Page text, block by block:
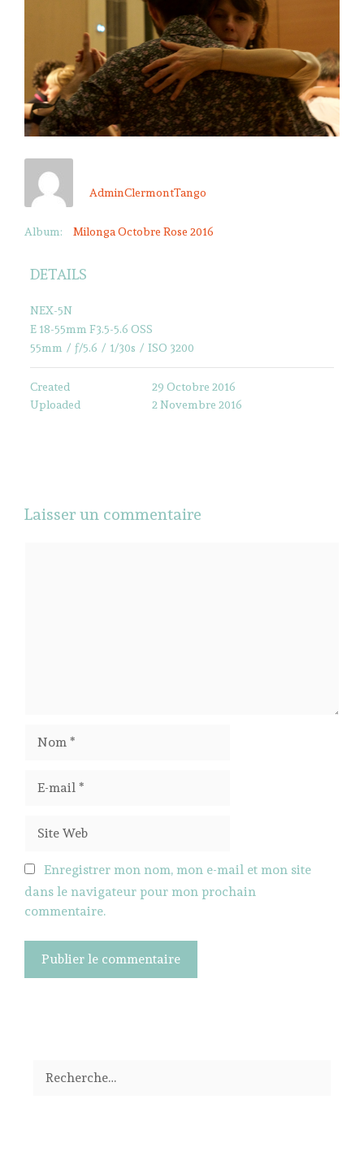
AdminClermontTango
Album: Milonga Octobre Rose 2016
DETAILS
NEX-5N
E 18-55mm F3.5-5.6 OSS
55mm / ƒ/5.6 / 1/30s / ISO 3200
Created
29 Octobre 2016
Uploaded
2 Novembre 2016
Laisser un commentaire
mail
Web
Enregistrer mon nom, mon e-mail et mon site
dans le navigateur pour mon prochain
commentaire.